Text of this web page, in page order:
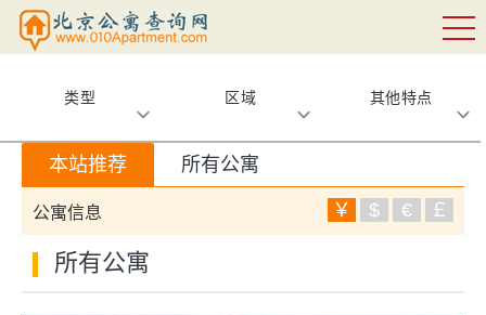
类型 区域 其他特点
本站推荐 所有公寓
公寓信息 ￥ $ € ￡
所有公寓